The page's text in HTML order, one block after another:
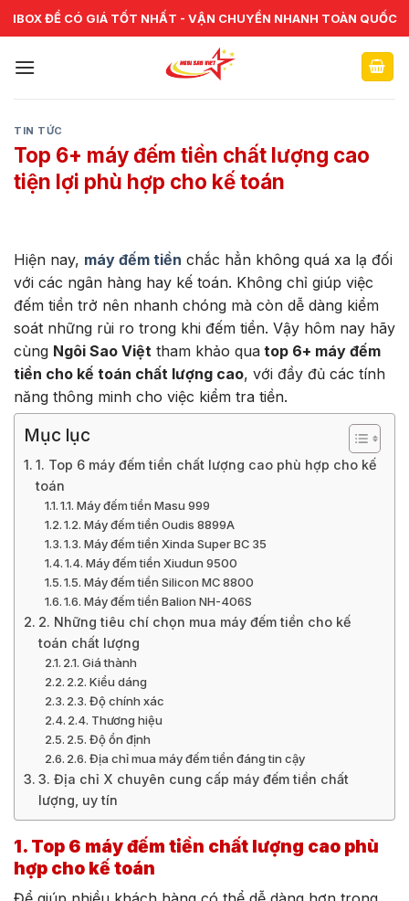
Skip
to
CHUYÊN CUNG CẤP VÀ SỬA CHỮA VẬT TƯ NGÂN HÀNG TOÀN
QUỐC
TIN TỨC
Top 6+ máy đếm tiền chất lượng cao
tiện lợi phù hợp cho kế toán
Hiện nay, máy đếm tiền chắc hẳn không quá xa lạ đối
với các ngân hàng hay kế toán. Không chỉ giúp việc
đếm tiền trở nên nhanh chóng mà còn dễ dàng kiểm
soát những rủi ro trong khi đếm tiền. Vậy hôm nay hãy
cùng Ngôi Sao Việt tham khảo qua top 6+ máy đếm
tiền cho kế toán chất lượng cao, với đầy đủ các tính
năng thông minh cho việc kiểm tra tiền.
Mục lục
1. Top 6 máy đếm tiền chất lượng cao phù hợp cho kế
toán
1.1. Máy đếm tiền Masu 999
1.2. Máy đếm tiền Oudis 8899A
1.3. Máy đếm tiền Xinda Super BC 35
1.4. Máy đếm tiền Xiudun 9500
1.5. Máy đếm tiền Silicon MC 8800
1.6. Máy đếm tiền Balion NH-406S
2. Những tiêu chí chọn mua máy đếm tiền cho kế
toán chất lượng
2.1. Giá thành
2.2. Kiểu dáng
2.3. Độ chính xác
2.4. Thương hiệu
2.5. Độ ổn định
2.6. Địa chỉ mua máy đếm tiền đáng tin cậy
3. Địa chỉ X chuyên cung cấp máy đếm tiền chất
lượng, uy tín
1. Top 6 máy đếm tiền chất lượng cao phù
hợp cho kế toán
IBOX ĐỂ CÓ GIÁ TỐT NHẤT - VẬN CHUYỂN NHANH TOÀN QUỐC